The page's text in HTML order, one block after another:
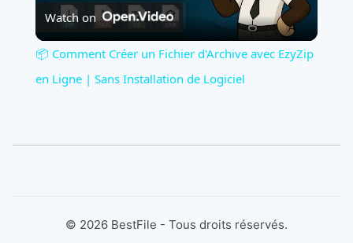
Video
Watch on
📦 Comment Créer un Fichier d'Archive avec EzyZip
en Ligne | Sans Installation de Logiciel
© 2026 BestFile - Tous droits réservés.